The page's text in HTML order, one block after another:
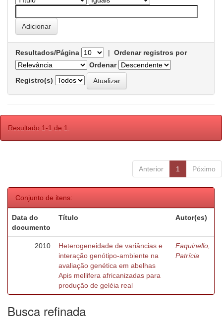
Resultados/Página | Ordenar registros por
Ordenar
Registro(s)
Resultado 1-1 de 1.
Anterior 1 Póximo
Conjunto de itens:
Data do
documento
Título Autor(es)
2010
Heterogeneidade de variâncias e
interação genótipo-ambiente na
avaliação genética em abelhas
Apis mellifera africanizadas para
produção de geléia real
Faquinello,
Patrícia
Busca refinada